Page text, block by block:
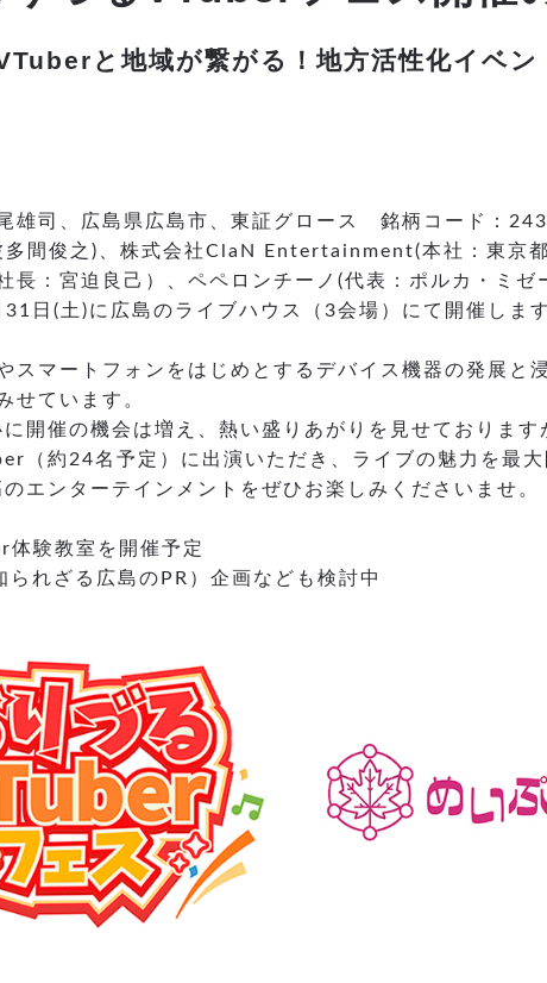
と地域が繋がる！地方活性化イベン
雄司、広島県広島市、東証グロース 銘柄コード：
間俊之)、株式会社ClaN Entertainment(本社：東京
：宮迫良己）、ペペロンチーノ(代表：ポルカ・ミ
日(土)に広島のライブハウス（3会場）にて開催し
スマートフォンをはじめとするデバイス機器の発展と
せています。
開催の機会は増え、熱い盛りあがりを見せておりま
（約24名予定）に出演いただき、ライブの魅力を最
エンターテインメントをぜひお楽しみくださいませ。
験教室を開催予定
れざる広島のPR）企画なども検討中